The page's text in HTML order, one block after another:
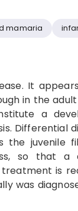
mamaria
It
in the
a
Differential
the juvenile
so that a
is
was